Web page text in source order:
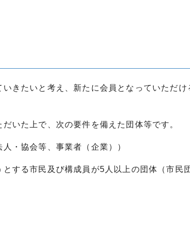
きたいと考え、新たに会員となっていただけ
いた上で、次の要件を備えた団体等です。
・協会等、事業者（企業））
する市民及び構成員が5人以上の団体（市民